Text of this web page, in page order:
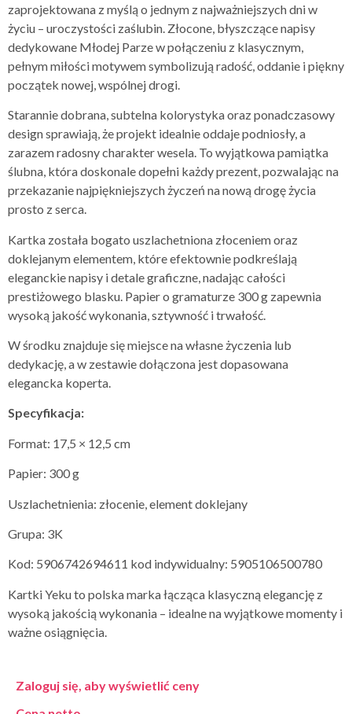
zaprojektowana z myślą o jednym z najważniejszych dni w
życiu – uroczystości zaślubin. Złocone, błyszczące napisy
dedykowane Młodej Parze w połączeniu z klasycznym,
pełnym miłości motywem symbolizują radość, oddanie i piękny
początek nowej, wspólnej drogi.
Starannie dobrana, subtelna kolorystyka oraz ponadczasowy
design sprawiają, że projekt idealnie oddaje podniosły, a
zarazem radosny charakter wesela. To wyjątkowa pamiątka
ślubna, która doskonale dopełni każdy prezent, pozwalając na
przekazanie najpiękniejszych życzeń na nową drogę życia
prosto z serca.
Kartka została bogato uszlachetniona złoceniem oraz
doklejanym elementem, które efektownie podkreślają
eleganckie napisy i detale graficzne, nadając całości
prestiżowego blasku. Papier o gramaturze 300 g zapewnia
wysoką jakość wykonania, sztywność i trwałość.
W środku znajduje się miejsce na własne życzenia lub
dedykację, a w zestawie dołączona jest dopasowana
elegancka koperta.
Specyfikacja:
Format: 17,5 × 12,5 cm
Papier: 300 g
Uszlachetnienia: złocenie, element doklejany
Grupa: 3K
Kod: 5906742694611 kod indywidualny: 5905106500780
Kartki Yeku to polska marka łącząca klasyczną elegancję z
wysoką jakością wykonania – idealne na wyjątkowe momenty i
ważne osiągnięcia.
Zaloguj się, aby wyświetlić ceny